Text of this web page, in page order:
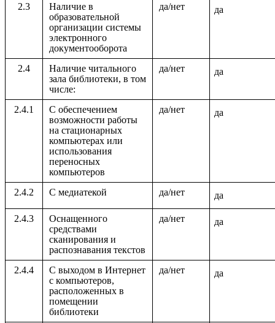
2.3
Наличие в
образовательной
организации системы
электронного
документооборота
да/нет да
2.4
Наличие читального
зала библиотеки, в том
числе:
да/нет да
2.4.1
С обеспечением
возможности работы
на стационарных
компьютерах или
использования
переносных
компьютеров
да/нет да
2.4.2 С медиатекой да/нет да
2.4.3
Оснащенного
средствами
сканирования и
распознавания текстов
да/нет да
2.4.4
С выходом в Интернет
с компьютеров,
расположенных в
помещении
библиотеки
да/нет да